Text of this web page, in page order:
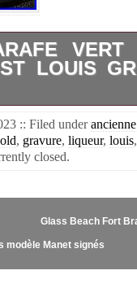
VERT
LOUIS
286 réhaussé
à côtes
La
DU
de vos
réduire les
:: Filed underancienne
, gravure, liqueur, louis
closed.
Glass Beach Fort
modèle Manet signés